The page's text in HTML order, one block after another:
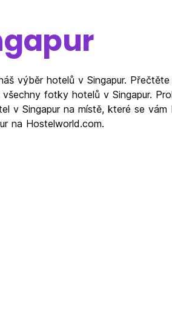
výběr hotelů v Singapur.
fotky hotelů v Singapur.
v Singapur na místě, které se
na Hostelworld.com.